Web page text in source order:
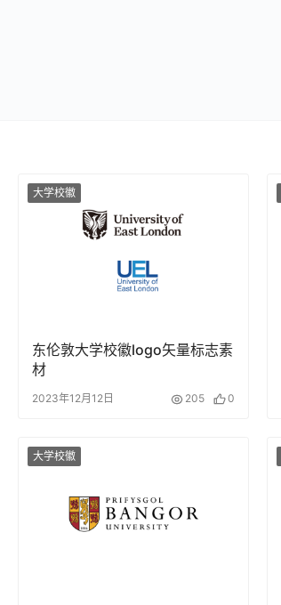
大学校徽
东伦敦大学校徽logo矢量标志素
材
2023年12月12日 205 0
大学校徽